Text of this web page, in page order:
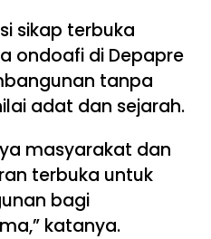
sikap terbuka
ondoafi di Depapre
tanpa
adat dan sejarah.
masyarakat dan
terbuka untuk
bagi
katanya.